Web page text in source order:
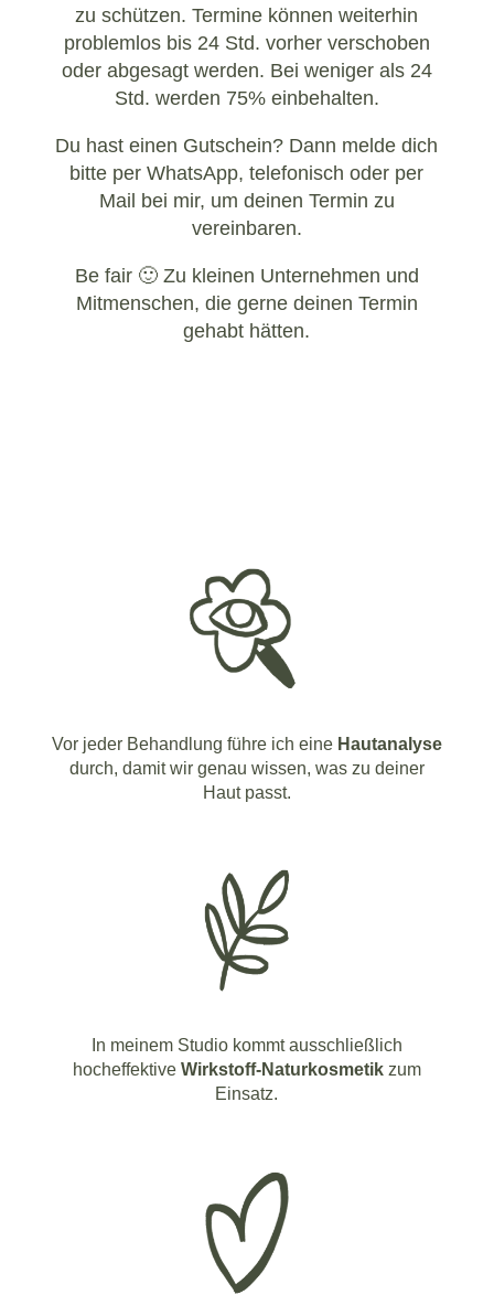
zu schützen. Termine können weiterhin
problemlos bis 24 Std. vorher verschoben
oder abgesagt werden. Bei weniger als 24
Std. werden 75% einbehalten.
Du hast einen Gutschein? Dann melde dich
bitte per WhatsApp, telefonisch oder per
Mail bei mir, um deinen Termin zu
vereinbaren.
Be fair 🙂 Zu kleinen Unternehmen und
Mitmenschen, die gerne deinen Termin
gehabt hätten.
Vor jeder Behandlung führe ich eine Hautanalyse
durch, damit wir genau wissen, was zu deiner
Haut passt.
In meinem Studio kommt ausschließlich
hocheffektive Wirkstoff-Naturkosmetikzum
Einsatz.